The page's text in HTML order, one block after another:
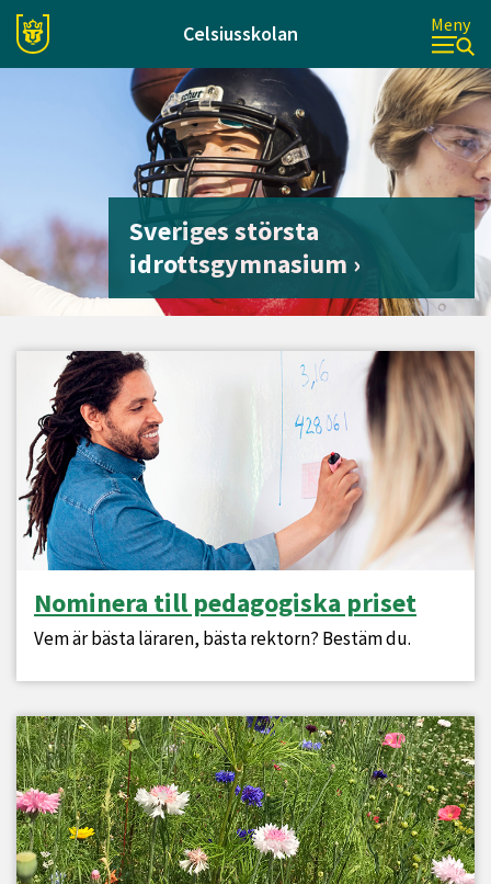
Celsiusskolan Meny
Sveriges största
idrottsgymnasium
Nominera till pedagogiska priset
Vem är bästa läraren, bästa rektorn? Bestäm du.